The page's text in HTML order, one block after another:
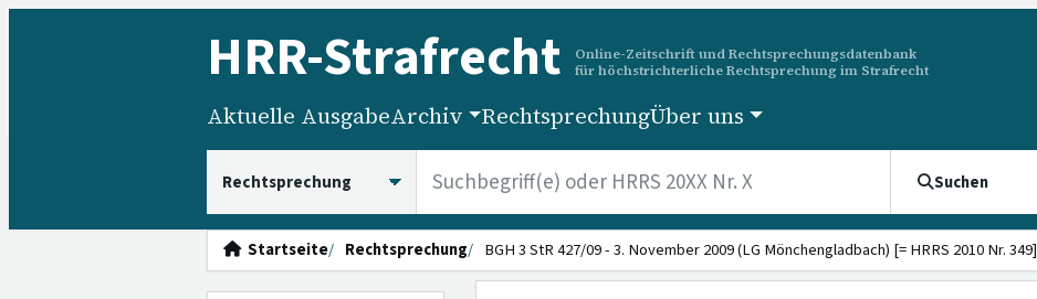
HRR-Strafrecht
Online-Zeitschrift und Rechtsprechungsdatenbank
für höchstrichterliche Rechtsprechung im Strafrecht
Aktuelle AusgabeArchiv RechtsprechungÜber uns
Suchen
Startseite Rechtsprechung BGH 3 StR 427/09 - 3. November 2009 (LG Mönchengladbach) [= HRRS 2010 Nr. 349]